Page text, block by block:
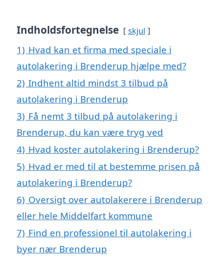
Indholdsfortegnelse skjul
1) Hvad kan et firma med speciale i
autolakering i Brenderup hjælpe med?
2) Indhent altid mindst 3 tilbud på
autolakering i Brenderup
3) Få nemt 3 tilbud på autolakering i
Brenderup, du kan være tryg ved
4) Hvad koster autolakering i Brenderup?
5) Hvad er med til at bestemme prisen på
autolakering i Brenderup?
6) Oversigt over autolakerere i Brenderup
eller hele Middelfart kommune
7) Find en professionel til autolakering i
byer nær Brenderup